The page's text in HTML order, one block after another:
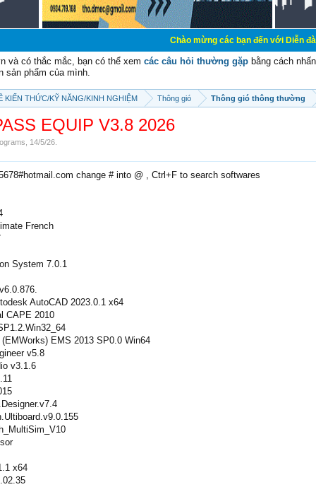
Chào mừng các bạn đến với Diễn đàn Cơ Điện
và có thắc mắc, bạn có thể xem các câu hỏi thường gặp bằng cách
sản phẩm của mình.
KIẾN THỨC/KỸ NĂNG/KINH NGHIỆM Thông gió Thông gió thông thường
EQUIP V3.8 2026
14/5/26
change # into @ , Ctrl+F to search softwares
French
System 7.0.1
AutoCAD 2023.0.1 x64
CAPE 2010
EMS 2013 SP0.0 Win64
v5.8
v3.1.6
x64